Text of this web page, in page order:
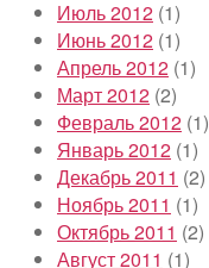
Июль 2012 (1)
Июнь 2012 (1)
Апрель 2012 (1)
Март 2012 (2)
Февраль 2012 (1)
Январь 2012 (1)
Декабрь 2011 (2)
Ноябрь 2011 (1)
Октябрь 2011 (2)
Август 2011 (1)